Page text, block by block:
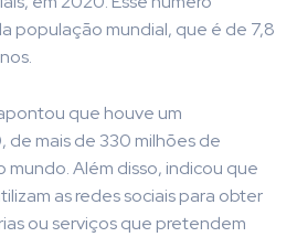
população mundial, que é de 7,8
que houve um
de mais de 330 milhões de
mundo. Além disso, indicou que
as redes sociais para obter
ou serviços que pretendem